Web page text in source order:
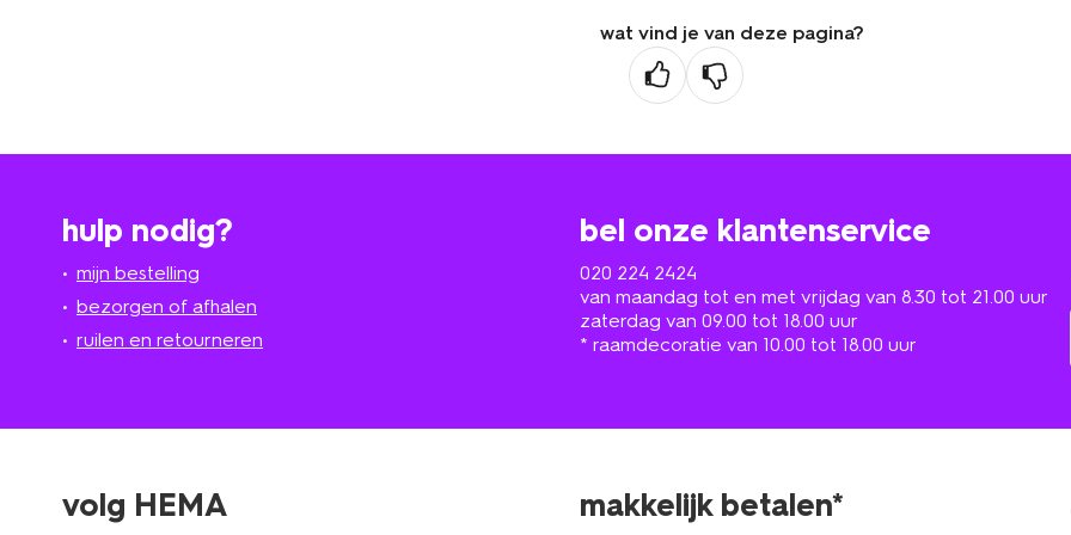
wat vind je van deze pagina?
hulp nodig?
mijn bestelling
bezorgen of afhalen
ruilen en retourneren
bel onze klantenservice
020 224 2424
van maandag tot en met vrijdag van 8.30 tot 21.00 uur
zaterdag van 09.00 tot 18.00 uur
* raamdecoratie van 10.00 tot 18.00 uur
volg HEMA makkelijk betalen*